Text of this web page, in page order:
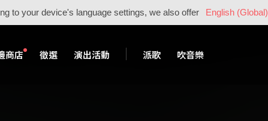
to your device's language settings, we also offer English (Global)
商店 徵選 演出活動 派歌 吹音樂